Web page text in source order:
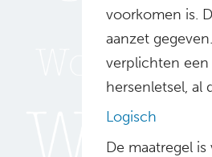
voorkomen is.
aanzet
verplichten een
hersenletsel, al
Logisch
De maatregel